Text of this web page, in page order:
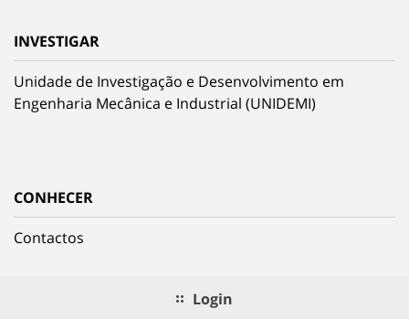
INVESTIGAR
Unidade de Investigação e Desenvolvimento em
Engenharia Mecânica e Industrial (UNIDEMI)
CONHECER
Contactos
Login